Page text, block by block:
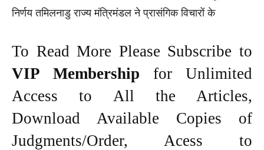
निर्णय तमिलनाडु राज्य मंत्रिमंडल ने प्रासंगिक विचारों के
To Read More Please Subscribe to
VIP Membership for Unlimited
Access to All the Articles,
Download Available Copies of
Judgments/Order, Acess to